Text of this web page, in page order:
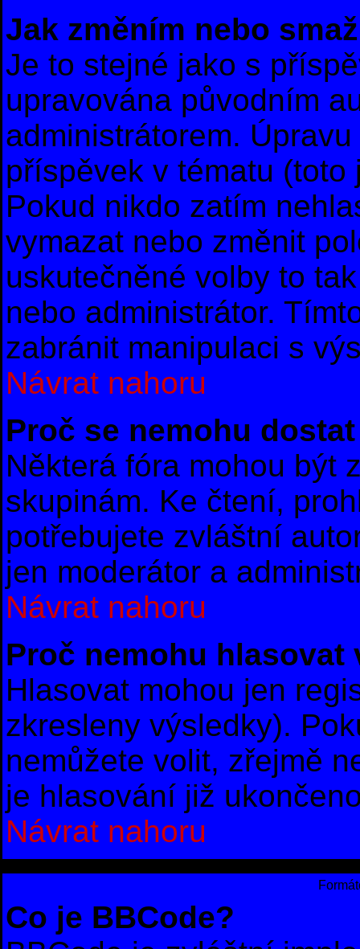
Jak změním nebo
Je to stejné jako s
upravována původním
administrátorem.
příspěvek v tématu
Pokud nikdo zatím
vymazat nebo změnit
uskutečněné volby to
nebo administrátor.
zabránit manipulaci s
Návrat nahoru
Proč se nemohu
Některá fóra mohou být
skupinám. Ke čtení,
potřebujete zvláštní
jen moderátor a
Návrat nahoru
Proč nemohu hlasovat
Hlasovat mohou jen
zkresleny výsledky).
nemůžete volit, zřejmě
je hlasování již
Návrat nahoru
Co je BBCode?